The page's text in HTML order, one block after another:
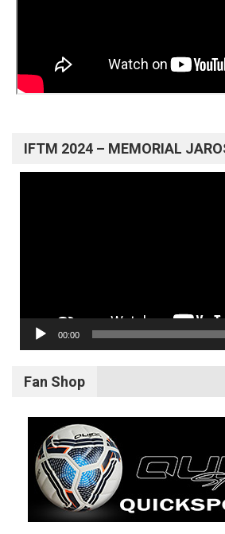
IFTM 2024 – MEMORIAL
00:00
Fan Shop